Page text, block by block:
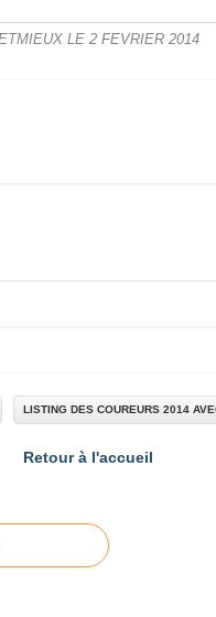
LE 2 FEVRIER 2014
Retour à l'accueil